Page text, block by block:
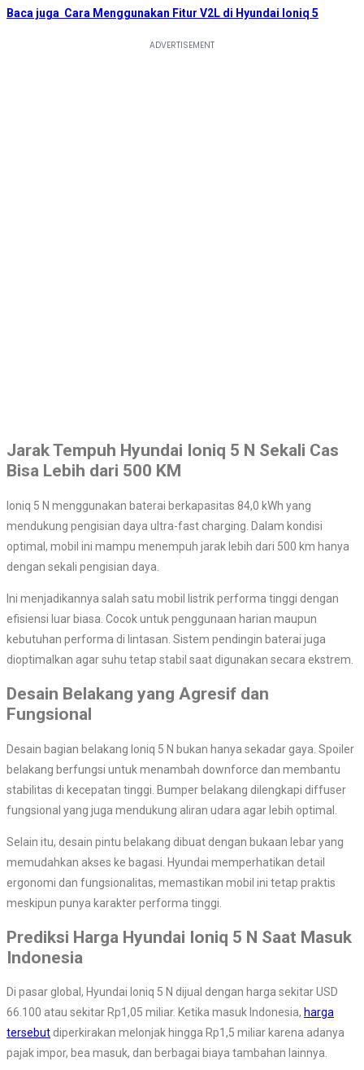
Baca juga Cara Menggunakan Fitur V2L di Hyundai Ioniq 5
Jarak Tempuh Hyundai Ioniq 5 N Sekali Cas
Bisa Lebih dari 500 KM
Ioniq 5 N menggunakan baterai berkapasitas 84,0 kWh yang
mendukung pengisian daya ultra-fast charging. Dalam kondisi
optimal, mobil ini mampu menempuh jarak lebih dari 500 km hanya
dengan sekali pengisian daya.
Ini menjadikannya salah satu mobil listrik performa tinggi dengan
efisiensi luar biasa. Cocok untuk penggunaan harian maupun
kebutuhan performa di lintasan. Sistem pendingin baterai juga
dioptimalkan agar suhu tetap stabil saat digunakan secara ekstrem.
Desain Belakang yang Agresif dan
Fungsional
Desain bagian belakang Ioniq 5 N bukan hanya sekadar gaya. Spoiler
belakang berfungsi untuk menambah downforce dan membantu
stabilitas di kecepatan tinggi. Bumper belakang dilengkapi diffuser
fungsional yang juga mendukung aliran udara agar lebih optimal.
Selain itu, desain pintu belakang dibuat dengan bukaan lebar yang
memudahkan akses ke bagasi. Hyundai memperhatikan detail
ergonomi dan fungsionalitas, memastikan mobil ini tetap praktis
meskipun punya karakter performa tinggi.
Prediksi Harga Hyundai Ioniq 5 N Saat Masuk
Indonesia
Di pasar global, Hyundai Ioniq 5 N dijual dengan harga sekitar USD
66.100 atau sekitar Rp1,05 miliar. Ketika masuk Indonesia, harga
tersebut diperkirakan melonjak hingga Rp1,5 miliar karena adanya
pajak impor, bea masuk, dan berbagai biaya tambahan lainnya.